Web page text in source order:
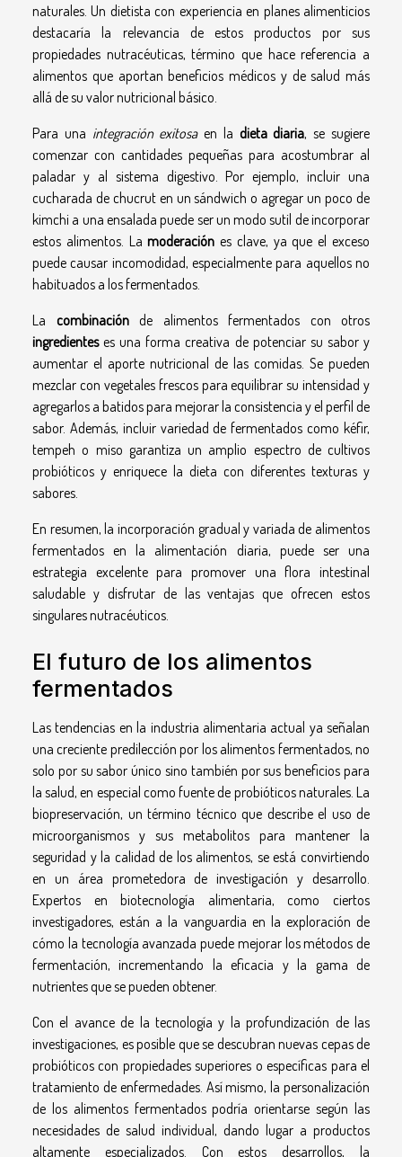
naturales. Un dietista con experiencia en planes alimenticios
destacaría la relevancia de estos productos por sus
propiedades nutracéuticas, término que hace referencia a
alimentos que aportan beneficios médicos y de salud más
allá de su valor nutricional básico.
Para una integración exitosaen la dieta diaria, se sugiere
comenzar con cantidades pequeñas para acostumbrar al
paladar y al sistema digestivo. Por ejemplo, incluir una
cucharada de chucrut en un sándwich o agregar un poco de
kimchi a una ensalada puede ser un modo sutil de incorporar
estos alimentos. Lamoderación es clave, ya que el exceso
puede causar incomodidad, especialmente para aquellos no
habituados a los fermentados.
La combinaciónde alimentos fermentados con otros
ingredienteses una forma creativa de potenciar su sabor y
aumentar el aporte nutricional de las comidas. Se pueden
mezclar con vegetales frescos para equilibrar su intensidad y
agregarlos a batidos para mejorar la consistencia y el perfil de
sabor. Además, incluir variedad de fermentados como kéfir,
tempeh o miso garantiza un amplio espectro de cultivos
probióticos y enriquece la dieta con diferentes texturas y
sabores.
En resumen, la incorporación gradual y variada de alimentos
fermentados en la alimentación diaria, puede ser una
estrategia excelente para promover una flora intestinal
saludable y disfrutar de las ventajas que ofrecen estos
singulares nutracéuticos.
El futuro de los alimentos
fermentados
Las tendencias en la industria alimentaria actual ya señalan
una creciente predilección por los alimentos fermentados, no
solo por su sabor único sino también por sus beneficios para
la salud, en especial como fuente de probióticos naturales. La
biopreservación, un término técnico que describe el uso de
microorganismos y sus metabolitos para mantener la
seguridad y la calidad de los alimentos, se está convirtiendo
en un área prometedora de investigación y desarrollo.
Expertos en biotecnología alimentaria, como ciertos
investigadores, están a la vanguardia en la exploración de
cómo la tecnología avanzada puede mejorar los métodos de
fermentación, incrementando la eficacia y la gama de
nutrientes que se pueden obtener.
Con el avance de la tecnología y la profundización de las
investigaciones, es posible que se descubran nuevas cepas de
probióticos con propiedades superiores o específicas para el
tratamiento de enfermedades. Así mismo, la personalización
de los alimentos fermentados podría orientarse según las
necesidades de salud individual, dando lugar a productos
altamente especializados. Con estos desarrollos, la